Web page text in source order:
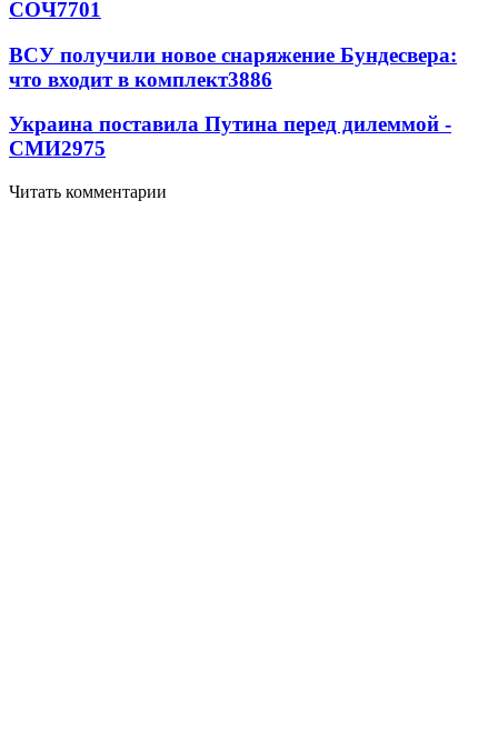
СОЧ7701
ВСУ получили новое снаряжение Бундесвера:
что входит в комплект3886
Украина поставила Путина перед дилеммой -
СМИ2975
Читать комментарии